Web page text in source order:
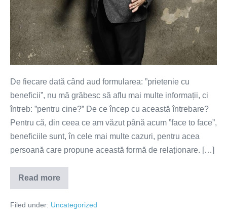
De fiecare dată când aud formularea: ”prietenie cu
beneficii”, nu mă grăbesc să aflu mai multe informații, ci
întreb: ”pentru cine?” De ce încep cu această întrebare?
Pentru că, din ceea ce am văzut până acum ”face to face”,
beneficiile sunt, în cele mai multe cazuri, pentru acea
persoană care propune această formă de relaționare. […]
Read more
Prietenie
cu
Pentru
Filed under: Uncategorized